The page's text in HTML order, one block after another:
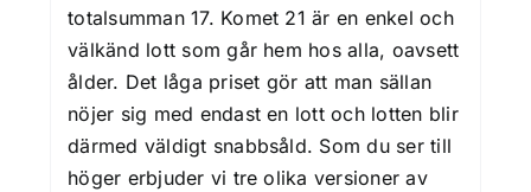
totalsumman 17. Komet 21 är en enkel och
välkänd lott som går hem hos alla, oavsett
ålder. Det låga priset gör att man sällan
nöjer sig med endast en lott och lotten blir
därmed väldigt snabbsåld. Som du ser till
höger erbjuder vi tre olika versioner av